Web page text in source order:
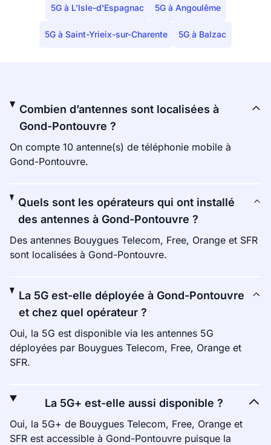
5G à L'Isle-d'Espagnac 5G à Angoulême
5G à Saint-Yrieix-sur-Charente 5G à Balzac
Combien d’antennes sont localisées à
Gond-Pontouvre ?
On compte 10 antenne(s) de téléphonie mobile à
Gond-Pontouvre.
Quels sont les opérateurs qui ont installé
des antennes à Gond-Pontouvre ?
Des antennes Bouygues Telecom, Free, Orange et SFR
sont localisées à Gond-Pontouvre.
La 5G est-elle déployée à Gond-Pontouvre
et chez quel opérateur ?
Oui, la 5G est disponible via les antennes 5G
déployées par Bouygues Telecom, Free, Orange et
SFR.
La 5G+ est-elle aussi disponible ?
Oui, la 5G+ de Bouygues Telecom, Free, Orange et
SFR est accessible à Gond-Pontouvre puisque la